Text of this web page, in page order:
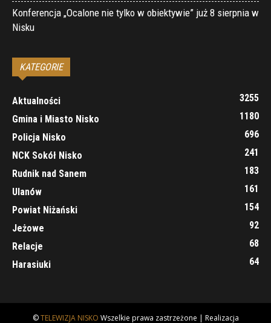
Konferencja „Ocalone nie tylko w obiektywie” już 8 sierpnia w
Nisku
KATEGORIE
Aktualności
3255
Gmina i Miasto Nisko
1180
Policja Nisko
696
NCK Sokół Nisko
241
Rudnik nad Sanem
183
Ulanów
161
Powiat Niżański
154
Jeżowe
92
Relacje
68
Harasiuki
64
©TELEWIZJA NISKO Wszelkie prawa zastrzeżone | Realizacja